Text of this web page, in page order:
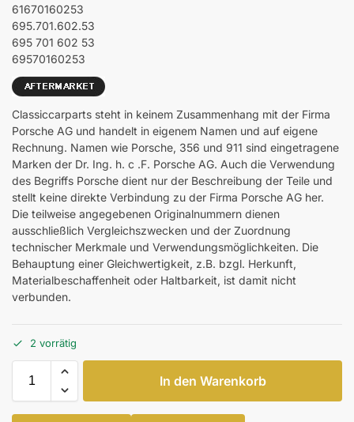
61670160253
695.701.602.53
695 701 602 53
69570160253
Classiccarparts steht in keinem Zusammenhang mit der Firma
Porsche AG und handelt in eigenem Namen und auf eigene
Rechnung. Namen wie Porsche, 356 und 911 sind eingetragene
Marken der Dr. Ing. h. c .F. Porsche AG. Auch die Verwendung
des Begriffs Porsche dient nur der Beschreibung der Teile und
stellt keine direkte Verbindung zu der Firma Porsche AG her.
Die teilweise angegebenen Originalnummern dienen
ausschließlich Vergleichszwecken und der Zuordnung
technischer Merkmale und Verwendungsmöglichkeiten. Die
Behauptung einer Gleichwertigkeit, z.B. bzgl. Herkunft,
Materialbeschaffenheit oder Haltbarkeit, ist damit nicht
verbunden.
2 vorrätig
In den Warenkorb